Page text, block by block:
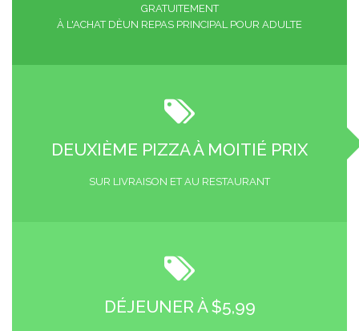
GRATUITEMENT
À L'ACHAT DÈUN REPAS PRINCIPAL POUR ADULTE
DEUXIÈME PIZZA À MOITIÉ PRIX
SUR LIVRAISON ET AU RESTAURANT
DÉJEUNER À $5,99